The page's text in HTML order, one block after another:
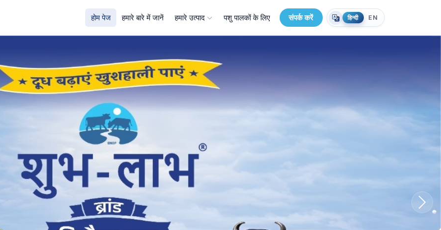
होम पेज हमारे बारे में जानें हमारे उत्पाद पशु पालकों के लिए संपर्क करें हिन्दी EN
Next